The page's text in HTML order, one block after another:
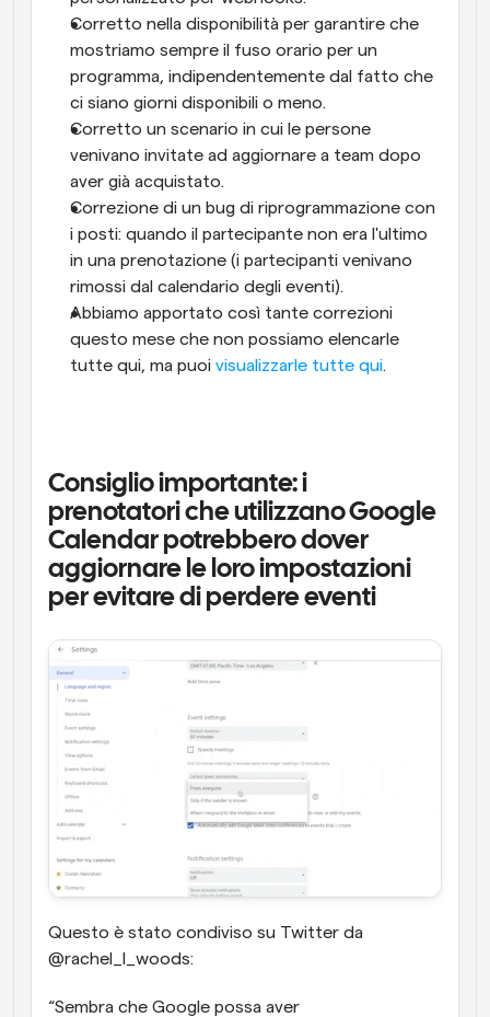
Corretto nella disponibilità per garantire che
mostriamo sempre il fuso orario per un
programma, indipendentemente dal fatto che
ci siano giorni disponibili o meno.
Corretto un scenario in cui le persone
venivano invitate ad aggiornare a team dopo
aver già acquistato.
Correzione di un bug di riprogrammazione con
i posti: quando il partecipante non era l'ultimo
in una prenotazione (i partecipanti venivano
rimossi dal calendario degli eventi).
Abbiamo apportato così tante correzioni
questo mese che non possiamo elencarle
tutte qui, ma puoi visualizzarle tutte qui.
Consiglio importante: i
prenotatori che utilizzano Google
Calendar potrebbero dover
aggiornare le loro impostazioni
per evitare di perdere eventi
Questo è stato condiviso su Twitter da
@rachel_l_woods:
“Sembra che Google possa aver